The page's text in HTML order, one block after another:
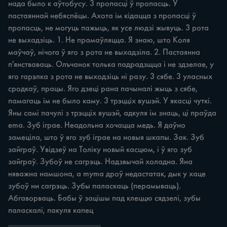
нада было к аўтобусу. 3 пропасці ў пропасць. У
пастаяннай небяспёцы. Ахота ім кідацца з пропасці ў
пропасць, не могуць пажыць, як усе людзі жывуць. 3 рота
не выхадзіць. 1. Не прамаўляцца. Я знаю, што Коля
маўчаў, нічога ў яго з рота не выхадзіла. 2. Пастаянна
п'янстваваць. Олъчанок толька падрадзщца i не здзелае, у
яго гарэлка з рота не выходзіць ні разу. 3 сябе. 3 уласных
сродкаў, працы. Яго дзеці рана пачыналі жыць з сябе,
памагаць ім не было каму. 3 трэцціх вушэй. У якасці чуткі.
Яны самі пачулі з трэцціх вушэй, адкуля ім знаць, ці праўда
ema. Зуб іграе. Неадольна хочацца медь. Я даўно
замеціла, што ў яго зуб іграе на новыя шкапы. Зак. Зуб
зайграў. Увідзеў на Толіку новый касцюм, i ў яго зуб
зайграў. Зубоў не сагрэць. Надзвычай холадна. Яна
няважна намшона, а myma дроў недастатак, дык у хаце
зубоў ни сагрэць. Зубы паласкаць (перамываць).
Абгаворваць. Бабы ў зацішы пад клеццю сядзелі, зубы
паласкалі, пакуля капец